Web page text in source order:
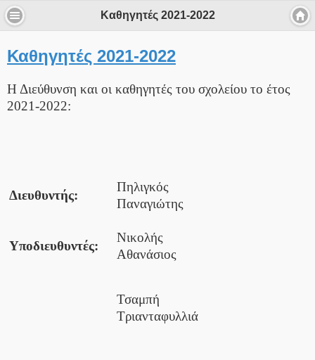
Καθηγητές 2021-2022
Καθηγητές 2021-2022
Η Διεύθυνση και οι καθηγητές του σχολείου το έτος
2021-2022:
Διευθυντής:
Πηλιγκός
Παναγιώτης
Υποδιευθυντές:
Νικολής
Αθανάσιος
Τσαμπή
Τριανταφυλλιά